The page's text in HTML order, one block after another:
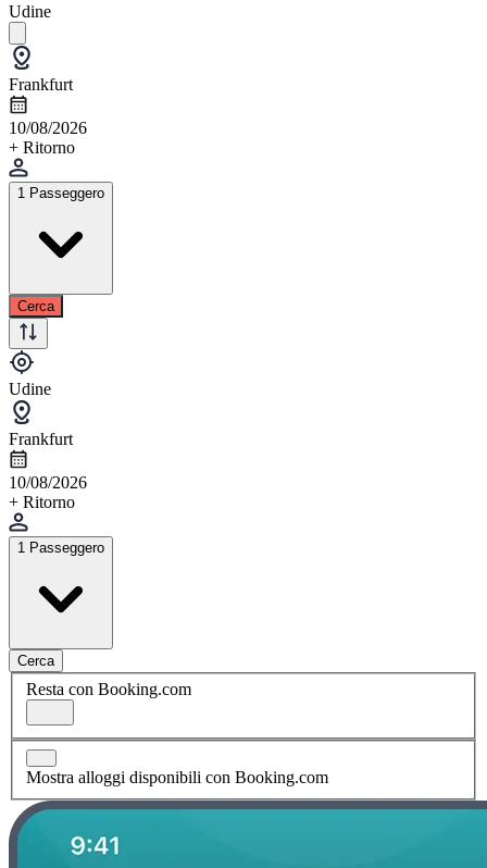
Udine
Frankfurt
10/08/2026
+ Ritorno
1 Passeggero
Cerca
Udine
Frankfurt
10/08/2026
+ Ritorno
1 Passeggero
Cerca
Resta con Booking.com
Mostra alloggi disponibili con Booking.com